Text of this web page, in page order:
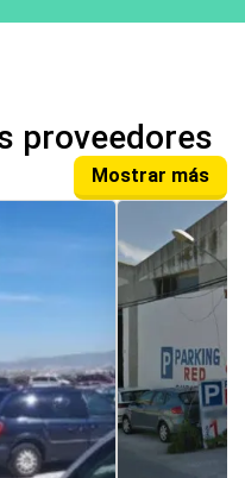
proveedores
Mostrar más